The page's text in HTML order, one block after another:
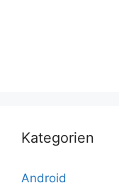
Kategorien
Android